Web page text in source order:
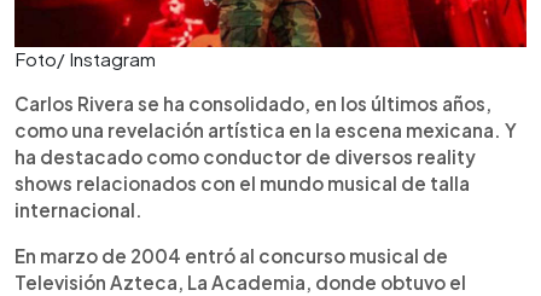
Foto/ Instagram
Carlos Rivera se ha consolidado, en los últimos años,
como una revelación artística en la escena mexicana. Y
ha destacado como conductor de diversos reality
shows relacionados con el mundo musical de talla
internacional.
En marzo de 2004 entró al concurso musical de
Televisión Azteca, La Academia, donde obtuvo el